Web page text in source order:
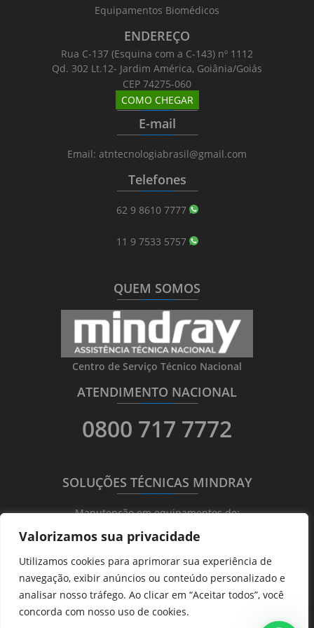
Valorizamos sua privacidade
Utilizamos cookies para aprimorar sua experiência de
navegação, exibir anúncios ou conteúdo personalizado e
analisar nosso tráfego. Ao clicar em “Aceitar todos”, você
concorda com nosso uso de cookies.
Equipamentos Biomédicos
ENDEREÇO
Rua C-137 (Esquina com a C-143) nº 1112
Qd. 302 Lt.12- Jardim América, Goiânia/Goiás
CEP 74275-060
COMO CHEGAR
_______________________
E-mail
_______________________
Email: atntecnologiabrasil@gmail.com
Telefones
_______________________
62 9 8610 7777
11 9 7533 5757
QUEM SOMOS
_______________________
Centro de Serviço Técnico Nacional
ATENDIMENTO NACIONAL
_______________________
0800 717 7772
SOLUÇÕES TÉCNICAS MINDRAY
_______________________
Manutenção em equipamentos de:
Ultrassonografia
Ecocardiografia
Transdutores
Hematológicos